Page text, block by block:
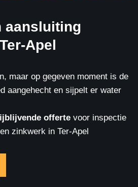
aansluiting
Apel
maar op gegeven moment is de
aangehecht en sijpelt er water
offertevoor inspectie
zinkwerk in Ter-Apel